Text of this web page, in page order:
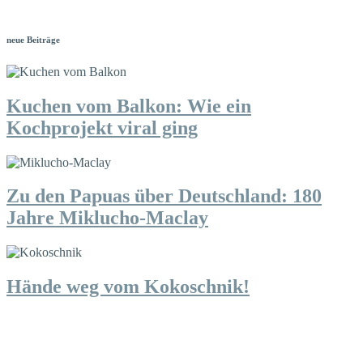
neue Beiträge
Kuchen vom Balkon: Wie ein
Kochprojekt viral ging
Zu den Papuas über Deutschland: 180
Jahre Miklucho-Maclay
Hände weg vom Kokoschnik!